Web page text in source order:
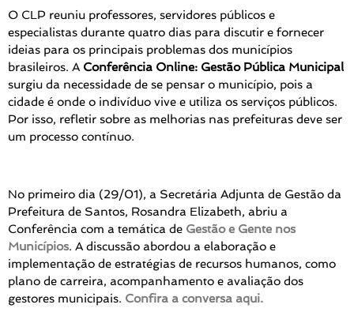
O CLP reuniu professores, servidores públicos e
especialistas durante quatro dias para discutir e fornecer
ideias para os principais problemas dos municípios
brasileiros. A Conferência Online: Gestão Pública Municipal
surgiu da necessidade de se pensar o município, pois a
cidade é onde o indivíduo vive e utiliza os serviços públicos.
Por isso, refletir sobre as melhorias nas prefeituras deve ser
um processo contínuo.
No primeiro dia (29/01), a Secretária Adjunta de Gestão da
Prefeitura de Santos, Rosandra Elizabeth, abriu a
Conferência com a temática de Gestão e Gente nos
Municípios. A discussão abordou a elaboração e
implementação de estratégias de recursos humanos, como
plano de carreira, acompanhamento e avaliação dos
gestores municipais. Confira a conversa aqui.